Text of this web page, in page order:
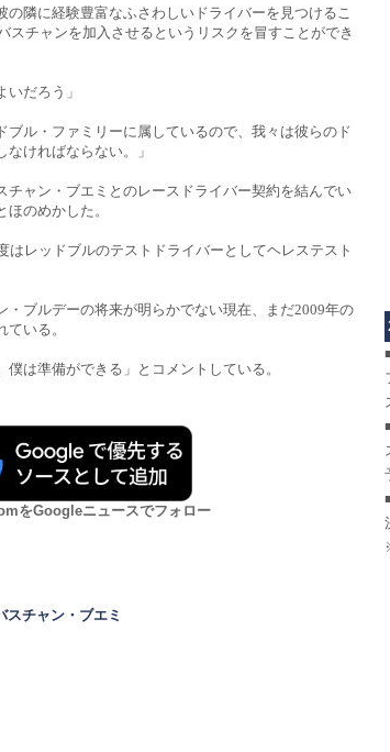
の隣に経験豊富なふさわしいドライバーを見つけるこ
スチャンを加入させるというリスクを冒すことができ
いだろう」
ブル・ファミリーに属しているので、我々は彼らのド
ければならない。」
チャン・ブエミとのレースドライバー契約を結んでい
のめかした。
はレッドブルのテストドライバーとしてヘレステスト
・ブルデーの将来が明らかでない現在、まだ2009年の
いる。
は準備ができる」とコメントしている。
をGoogleニュースでフォロー
スチャン・ブエミ